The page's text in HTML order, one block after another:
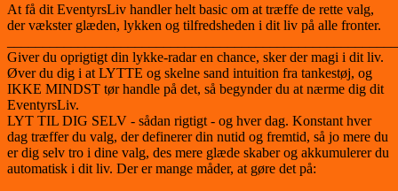
At få dit EventyrsLiv handler helt basic om at træffe de rette valg,
der vækster glæden, lykken og tilfredsheden i dit liv på alle fronter.
Giver du oprigtigt din lykke-radar en chance, sker der magi i dit liv.
Øver du dig i at LYTTE og skelne sand intuition fra tankestøj, og
IKKE MINDST tør handle på det, så begynder du at nærme dig dit
EventyrsLiv.
LYT TIL DIG SELV - sådan rigtigt - og hver dag. Konstant hver
dag træffer du valg, der definerer din nutid og fremtid, så jo mere du
er dig selv tro i dine valg, des mere glæde skaber og akkumulerer du
automatisk i dit liv. Der er mange måder, at gøre det på: